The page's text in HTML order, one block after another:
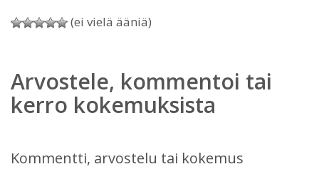
(ei vielä ääniä)
Arvostele, kommentoi tai
kerro kokemuksista
Kommentti, arvostelu tai kokemus